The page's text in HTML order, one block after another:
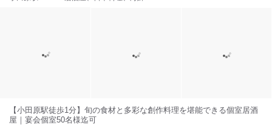
【小田原駅徒歩1分】旬の食材と多彩な創作料理を堪能できる個室居酒
屋｜宴会個室50名様迄可